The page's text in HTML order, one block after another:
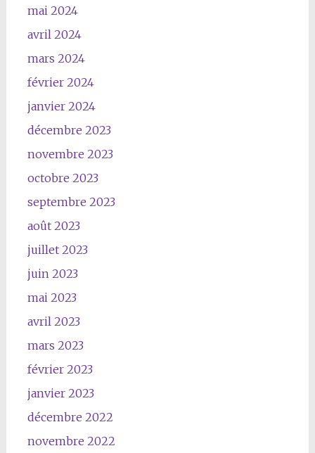
mai 2024
avril 2024
mars 2024
février 2024
janvier 2024
décembre 2023
novembre 2023
octobre 2023
septembre 2023
août 2023
juillet 2023
juin 2023
mai 2023
avril 2023
mars 2023
février 2023
janvier 2023
décembre 2022
novembre 2022